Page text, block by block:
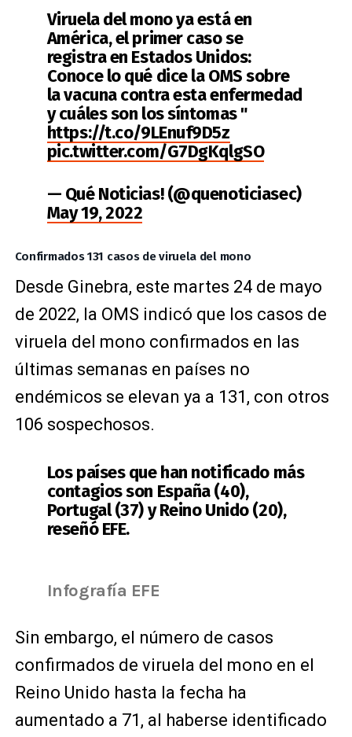
Viruela del mono ya está en
América, el primer caso se
registra en Estados Unidos:
Conoce lo qué dice la OMS sobre
la vacuna contra esta enfermedad
y cuáles son los síntomas "
https://t.co/9LEnuf9D5z
pic.twitter.com/G7DgKqlgSO
— Qué Noticias! (@quenoticiasec)
May 19, 2022
Confirmados 131 casos de viruela del mono
Desde Ginebra, este martes 24 de mayo
de 2022, la OMS indicó que los casos de
viruela del mono confirmados en las
últimas semanas en países no
endémicos se elevan ya a 131, con otros
106 sospechosos.
Los países que han notificado más
contagios son España (40),
Portugal (37) y Reino Unido (20),
reseñó EFE.
Infografía EFE
Sin embargo, el número de casos
confirmados de viruela del mono en el
Reino Unido hasta la fecha ha
aumentado a 71, al haberse identificado